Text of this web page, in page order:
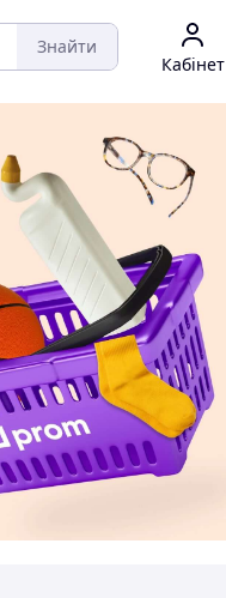
Знайти
Кабінет